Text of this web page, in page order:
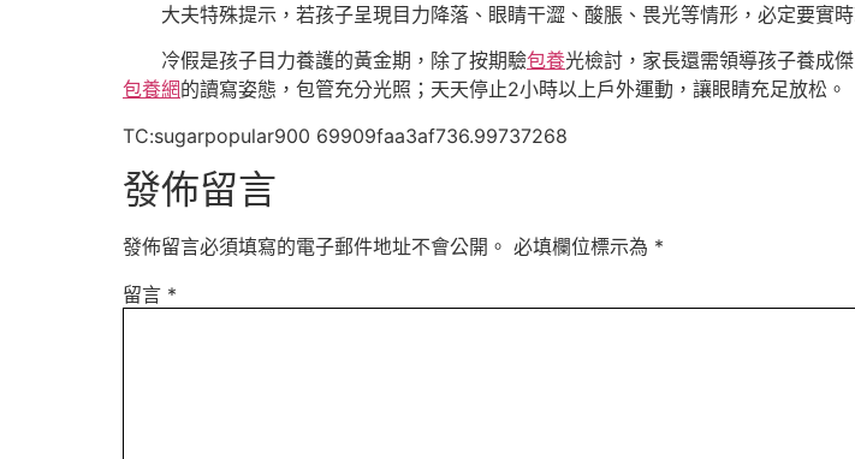
大夫特殊提示，若孩子呈現目力降落、眼睛干澀、酸脹、畏光等情形，必定要實
冷假是孩子目力養護的黃金期，除了按期驗包養光檢討，家長還需領導孩子養成
包養網的讀寫姿態，包管充分光照；天天停止2小時以上戶外運動，讓眼睛充足放松。
TC:sugarpopular900 69909faa3af736.99737268
發佈留言
發佈留言必須填寫的電子郵件地址不會公開。 必填欄位標示為 *
留言 *